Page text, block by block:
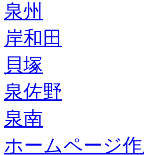
泉州
岸和田
貝塚
泉佐野
泉南
ホームページ